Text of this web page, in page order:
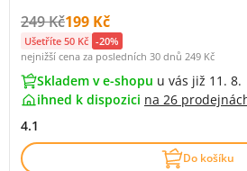
Původní cena s DPH:
249 KčCena s DPH:
199 Kč
Ušetříte 50 Kč -20%
nejnižší cena za posledních 30 dnů 249 Kč
Skladem v e-shopu u vás již 11. 8.
ihned k dispozici na 26
4.1
Do košíku